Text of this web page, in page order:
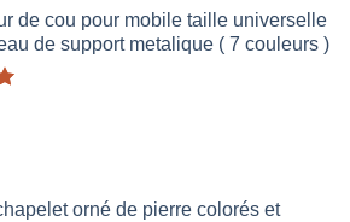
de cou pour mobile taille universelle
de support metalique ( 7 couleurs )
orné de pierre colorés et